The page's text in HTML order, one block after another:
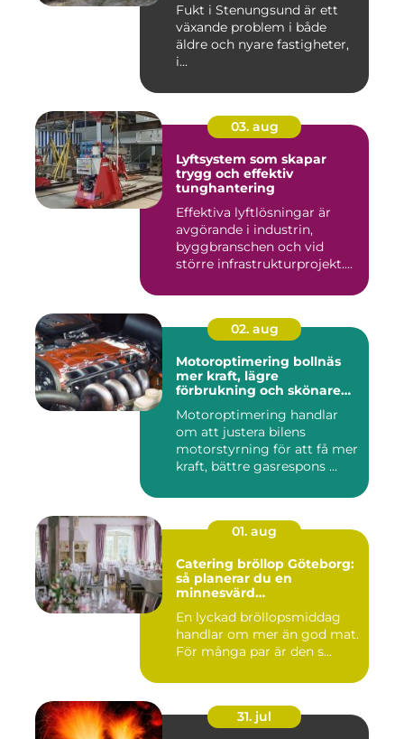
Fukt i Stenungsund är ett
växande problem i både
äldre och nyare fastigheter,
i...
03. aug
Lyftsystem som skapar
trygg och effektiv
tunghantering
Effektiva lyftlösningar är
avgörande i industrin,
byggbranschen och vid
större infrastrukturprojekt....
02. aug
Motoroptimering bollnäs
mer kraft, lägre
förbrukning och skönare
Motoroptimering handlar
om att justera bilens
motorstyrning för att få mer
kraft, bättre gasrespons ...
01. aug
Catering bröllop Göteborg:
så planerar du en
minnesvärd
En lyckad bröllopsmiddag
handlar om mer än god mat.
För många par är den s...
31. jul